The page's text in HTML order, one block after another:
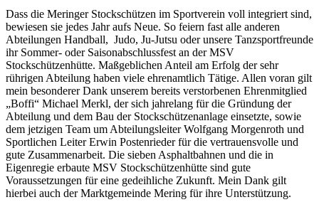
Dass die Meringer Stockschützen im Sportverein voll integriert sind,
bewiesen sie jedes Jahr aufs Neue. So feiern fast alle anderen
Abteilungen Handball, Judo, Ju-Jutsu oder unsere Tanzsportfreunde
ihr Sommer- oder Saisonabschlussfest an der MSV
Stockschützenhütte. Maßgeblichen Anteil am Erfolg der sehr
rührigen Abteilung haben viele ehrenamtlich Tätige. Allen voran gilt
mein besonderer Dank unserem bereits verstorbenen Ehrenmitglied
„Boffi“ Michael Merkl, der sich jahrelang für die Gründung der
Abteilung und dem Bau der Stockschützenanlage einsetzte, sowie
dem jetzigen Team um Abteilungsleiter Wolfgang Morgenroth und
Sportlichen Leiter Erwin Postenrieder für die vertrauensvolle und
gute Zusammenarbeit. Die sieben Asphaltbahnen und die in
Eigenregie erbaute MSV Stockschützenhütte sind gute
Voraussetzungen für eine gedeihliche Zukunft. Mein Dank gilt
hierbei auch der Marktgemeinde Mering für ihre Unterstützung.